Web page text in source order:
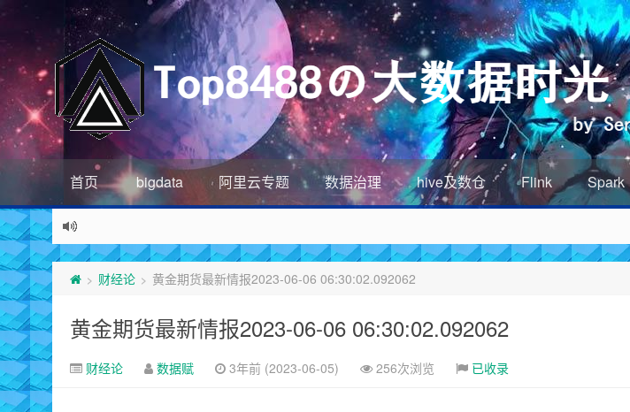
首页 bigdata 阿里云专题 数据治理 hive及数仓 Flink Spark
> 财经论 > 黄金期货最新情报2023-06-06 06:30:02.092062
黄金期货最新情报2023-06-06 06:30:02.092062
财经论 数据赋 3年前 (2023-06-05) 256次浏览 已收录